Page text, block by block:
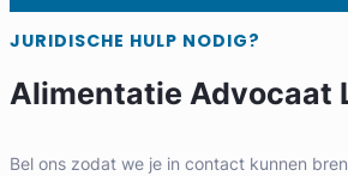
JURIDISCHE HULP NODIG?
Alimentatie Advocaat
Bel ons zodat we je in contact kunnen